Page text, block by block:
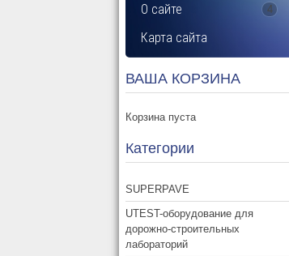
О сайте
4
Карта сайта
ВАША КОРЗИНА
Корзина пуста
Категории
SUPERPAVE
UTEST-оборудование для
дорожно-строительных
лабораторий